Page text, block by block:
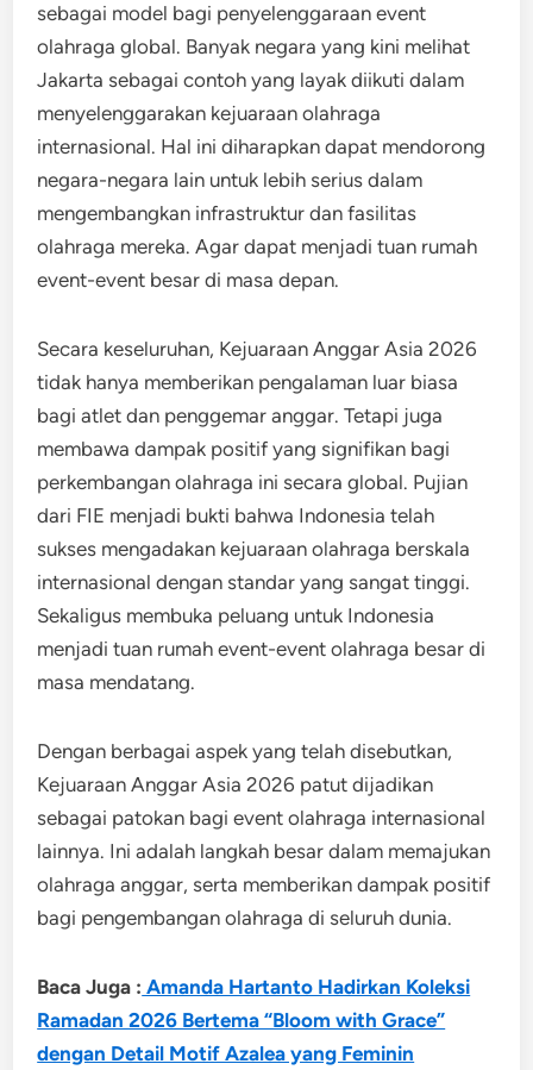
sebagai model bagi penyelenggaraan event
olahraga global. Banyak negara yang kini melihat
Jakarta sebagai contoh yang layak diikuti dalam
menyelenggarakan kejuaraan olahraga
internasional. Hal ini diharapkan dapat mendorong
negara-negara lain untuk lebih serius dalam
mengembangkan infrastruktur dan fasilitas
olahraga mereka. Agar dapat menjadi tuan rumah
event-event besar di masa depan.
Secara keseluruhan, Kejuaraan Anggar Asia 2026
tidak hanya memberikan pengalaman luar biasa
bagi atlet dan penggemar anggar. Tetapi juga
membawa dampak positif yang signifikan bagi
perkembangan olahraga ini secara global. Pujian
dari FIE menjadi bukti bahwa Indonesia telah
sukses mengadakan kejuaraan olahraga berskala
internasional dengan standar yang sangat tinggi.
Sekaligus membuka peluang untuk Indonesia
menjadi tuan rumah event-event olahraga besar di
masa mendatang.
Dengan berbagai aspek yang telah disebutkan,
Kejuaraan Anggar Asia 2026 patut dijadikan
sebagai patokan bagi event olahraga internasional
lainnya. Ini adalah langkah besar dalam memajukan
olahraga anggar, serta memberikan dampak positif
bagi pengembangan olahraga di seluruh dunia.
Baca Juga : Amanda Hartanto Hadirkan Koleksi
Ramadan 2026 Bertema “Bloom with Grace”
dengan Detail Motif Azalea yang Feminin